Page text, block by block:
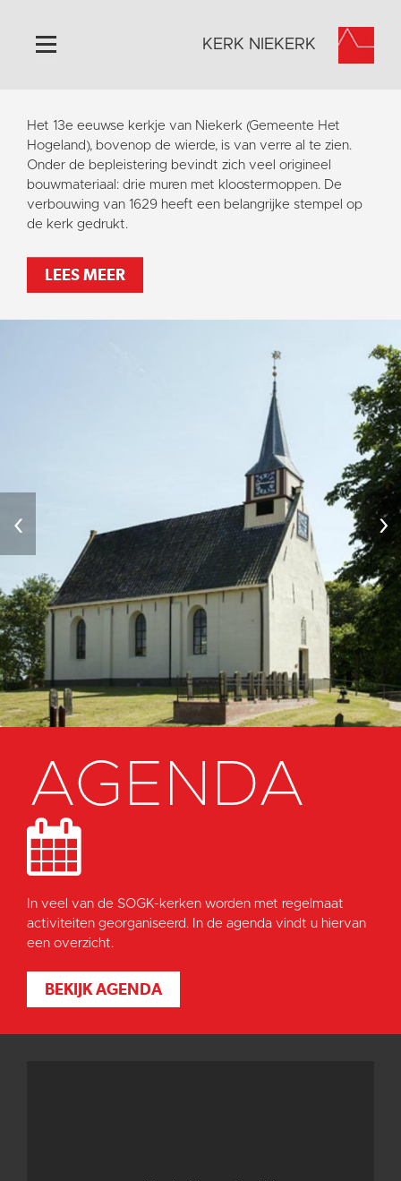
Home
Algemeen
Historie
Omgeving
Activiteiten
Steun ons
Contact
Vaktaal
KERK NIEKERK
Het 13e eeuwse kerkje van Niekerk (Gemeente Het
Hogeland), bovenop de wierde, is van verre al te zien.
Onder de bepleistering bevindt zich veel origineel
bouwmateriaal: drie muren met kloostermoppen. De
verbouwing van 1629 heeft een belangrijke stempel op
de kerk gedrukt.
LEES MEER
‹ ›
AGENDA
In veel van de SOGK-kerken worden met regelmaat
activiteiten georganiseerd. In de agenda vindt u hiervan
een overzicht.
BEKIJK AGENDA